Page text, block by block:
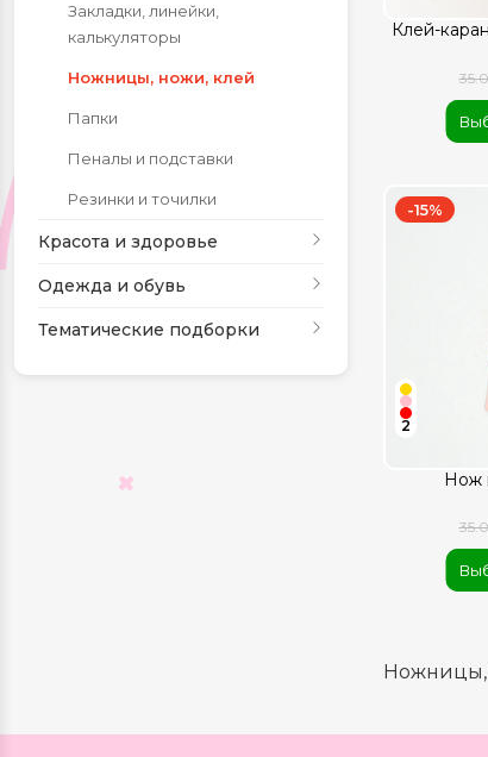
Закладки, линейки,
калькуляторы
Ножницы, ножи, клей
Папки
Пеналы и подставки
Резинки и точилки
Красота и здоровье
Одежда и обувь
Тематические подборки
Клей-
Нож
-15%
2
Ножницы,